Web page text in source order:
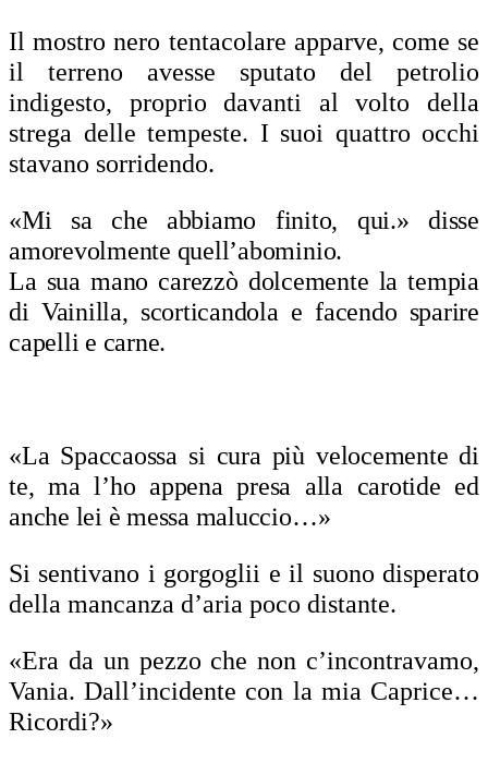
Il mostro nero tentacolare apparve, come se
il terreno avesse sputato del petrolio
indigesto, proprio davanti al volto della
strega delle tempeste. I suoi quattro occhi
stavano sorridendo.
«Mi sa che abbiamo finito, qui.» disse
amorevolmente quell’abominio.
La sua mano carezzò dolcemente la tempia
di Vainilla, scorticandola e facendo sparire
capelli e carne.
«La Spaccaossa si cura più velocemente di
te, ma l’ho appena presa alla carotide ed
anche lei è messa maluccio…»
Si sentivano i gorgoglii e il suono disperato
della mancanza d’aria poco distante.
«Era da un pezzo che non c’incontravamo,
Vania. Dall’incidente con la mia Caprice…
Ricordi?»